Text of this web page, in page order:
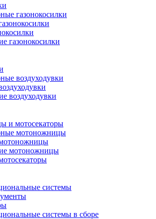
газонокосилки
газонокосилки
воздуходувки
воздуходувки
и мотосекаторы
мотоножницы
мотоножницы
системы
системы в сборе